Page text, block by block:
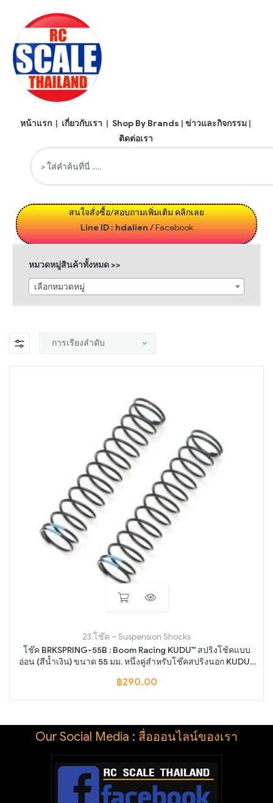
หน้าแรก | เกี่ยวกับเรา | Shop By Brands | ข่าวและกิจกรรม |
ติดต่อเรา
สนใจสั่งซื้อ/สอบถามเพิ่มเติม คลิกเลย
Line ID : hdalien/Facebook
หมวดหมู่สินค้าทั้งหมด >>
เลือกหมวดหมู่
23.โช๊ค – Suspension Shocks
โช๊ค BRKSPRING-55B : Boom Racing KUDU™ สปริงโช้คแบบ
อ่อน (สีน้ำเงิน) ขนาด 55 มม. หนึ่งคู่สำหรับโช๊คสปริงนอก KUDU™
฿290.00
Our Social Media : สื่อออนไลน์ของเรา